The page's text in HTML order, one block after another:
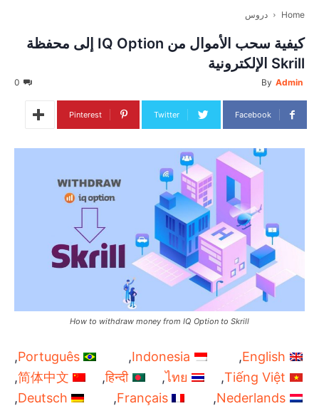
Home دروس
كيفية سحب الأموال من IQ Option إلى محفظة
Skrill الإلكترونية
By Admin
0
Facebook
Twitter
Pinterest
How to withdraw money from IQ Option to Skrill
English
Indonesia
Português
Tiếng Việt
ไทย
हिन्दी
简体中文
Nederlands
Français
Deutsch